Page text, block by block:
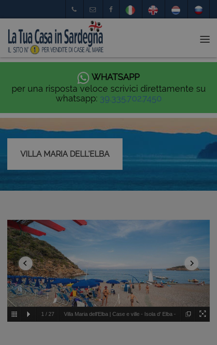
WHATSAPP
per una risposta veloce scrivici direttamente su
whatsapp: 39.335.702.7450
VILLA MARIA DELL'ELBA
1 / 27 Villa Maria dell'Elba | Case e ville - Isola d' Elba -